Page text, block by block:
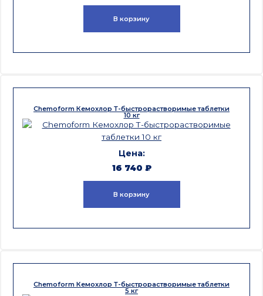
В корзину
Chemoform Кемохлор Т-быстрорастворимые таблетки
10 кг
16 740 ₽
В корзину
Chemoform Кемохлор Т-быстрорастворимые таблетки
5 кг